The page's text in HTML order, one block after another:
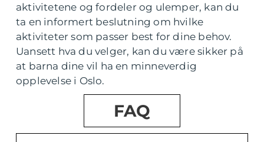
aktivitetene og fordeler og ulemper, kan du
ta en informert beslutning om hvilke
aktiviteter som passer best for dine behov.
Uansett hva du velger, kan du være sikker på
at barna dine vil ha en minneverdig
opplevelse i Oslo.
FAQ